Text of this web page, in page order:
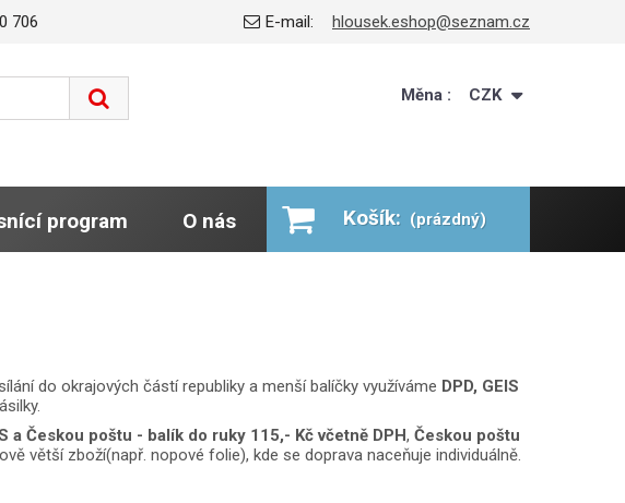
706 E-mail: hlousek.eshop@seznam.cz
Měna : CZK
Košík: (prázdný)
program O nás
do okrajových částí republiky a menší balíčky využíváme DPD, GEIS
a Českou poštu - balík do ruky 115,- Kč včetně DPH, Českou poštu
větší zboží(např. nopové folie), kde se doprava naceňuje individuálně.